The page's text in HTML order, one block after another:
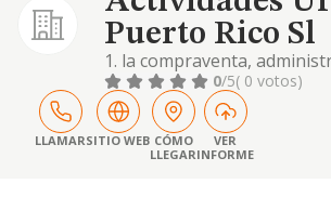
Puerto Rico Sl
1. la compraventa,
arrendamiento o cualquiera
adquisicion o disposicion de
solares e inmuebles de todo
promocion, construccion,
subcontratacion de v
0/5( 0 votos)
LLAMARSITIO WEB CÓMO
LLEGAR
VER
INFORME